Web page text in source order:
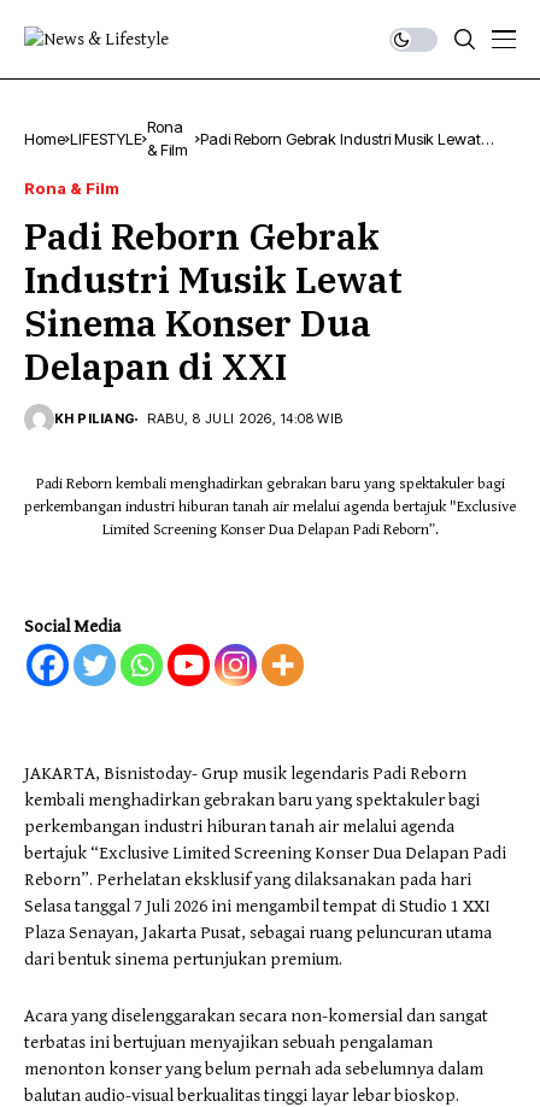
Home LIFESTYLE
Rona
& Film
Padi Reborn Gebrak Industri Musik Lewat
Rona & Film
Padi Reborn Gebrak
Industri Musik Lewat
Sinema Konser Dua
Delapan di XXI
KH PILIANG RABU, 8 JULI 2026, 14:08 WIB
Padi Reborn kembali menghadirkan gebrakan baru yang spektakuler bagi
perkembangan industri hiburan tanah air melalui agenda bertajuk "Exclusive
Limited Screening Konser Dua Delapan Padi Reborn”.
Social Media
JAKARTA, Bisnistoday- ​Grup musik legendaris Padi Reborn
kembali menghadirkan gebrakan baru yang spektakuler bagi
perkembangan industri hiburan tanah air melalui agenda
bertajuk “Exclusive Limited Screening Konser Dua Delapan Padi
Reborn”. Perhelatan eksklusif yang dilaksanakan pada hari
Selasa tanggal 7 Juli 2026 ini mengambil tempat di Studio 1 XXI
Plaza Senayan, Jakarta Pusat, sebagai ruang peluncuran utama
dari bentuk sinema pertunjukan premium.
Acara yang diselenggarakan secara non-komersial dan sangat
terbatas ini bertujuan menyajikan sebuah pengalaman
menonton konser yang belum pernah ada sebelumnya dalam
balutan audio-visual berkualitas tinggi layar lebar bioskop.